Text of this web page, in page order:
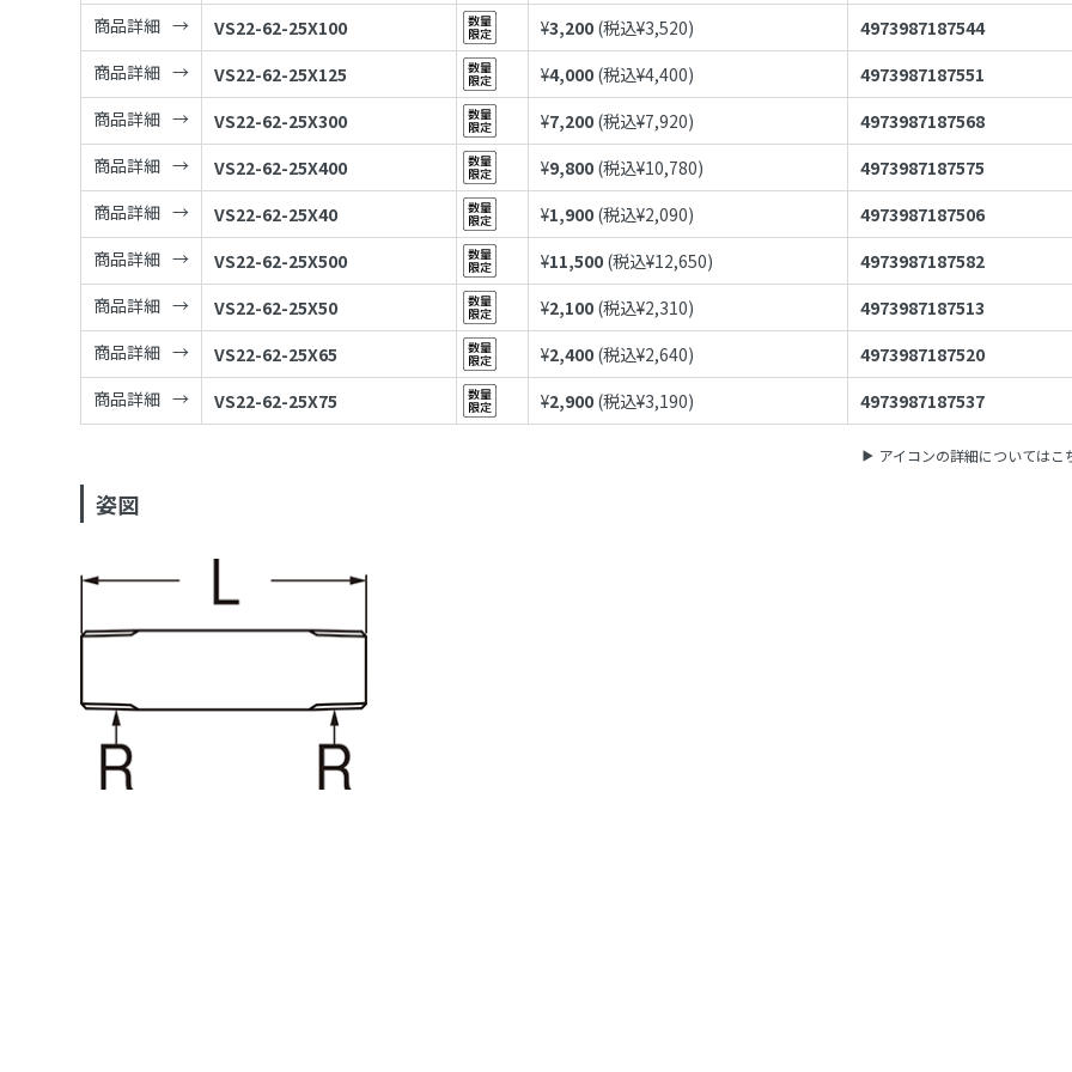
商品詳細 VS22-62-25X100 ¥3,200 (税込¥3,520)
4973987187544
商品詳細
VS22-62-25X125 ¥4,000 (税込¥4,400)
4973987187551
商品詳細
VS22-62-25X300 ¥7,200 (税込¥7,920)
4973987187568
商品詳細
VS22-62-25X400 ¥9,800 (税込¥10,780)
4973987187575
商品詳細
VS22-62-25X40 ¥1,900 (税込¥2,090)
4973987187506
商品詳細
VS22-62-25X500 ¥11,500 (税込¥12,650)
4973987187582
商品詳細
VS22-62-25X50 ¥2,100 (税込¥2,310)
4973987187513
商品詳細
VS22-62-25X65 ¥2,400 (税込¥2,640)
4973987187520
商品詳細
VS22-62-25X75 ¥2,900 (税込¥3,190) 4973987187537
アイコンの詳細についてはこ
姿図